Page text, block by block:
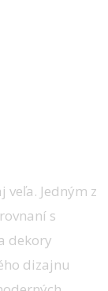
Jedným z
s
dekory
dizajnu